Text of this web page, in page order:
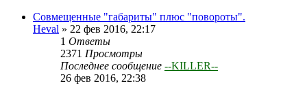
Совмещенные "габариты" плюс "повороты".
Heval » 22 фев 2016, 22:17
1 Ответы
2371 Просмотры
Последнее сообщение --KILLER--
26 фев 2016, 22:38